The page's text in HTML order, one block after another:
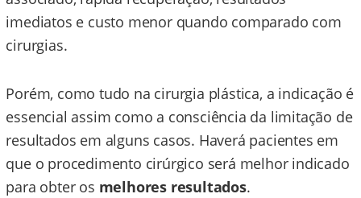
imediatos e custo menor quando comparado com
cirurgias.
Porém, como tudo na cirurgia plástica, a indicação é
essencial assim como a consciência da limitação de
resultados em alguns casos. Haverá pacientes em
que o procedimento cirúrgico será melhor indicado
para obter os melhores resultados.